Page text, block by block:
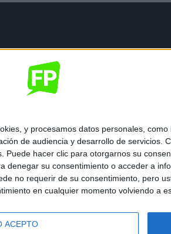
y procesamos datos personales,
de audiencia y desarrollo de servicios.
hacer clic para otorgarnos su
su consentimiento o acceder a
no requerir de su consentimiento, pero
en cualquier momento volviendo a
ACEPTO